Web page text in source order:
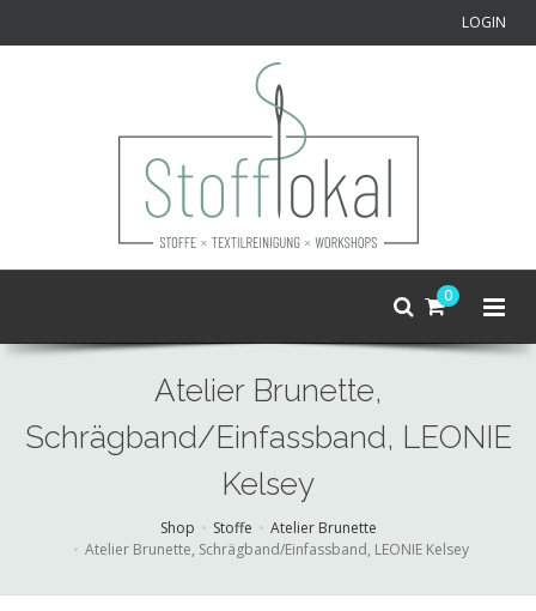
LOGIN
0
Atelier Brunette,
Schrägband/Einfassband, LEONIE
Kelsey
Shop Stoffe
Atelier Brunette
Atelier Brunette, Schrägband/Einfassband, LEONIE Kelsey